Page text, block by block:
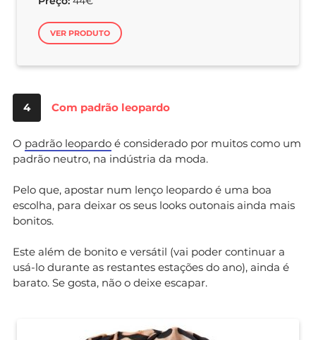
VER PRODUTO
4 Com padrão leopardo
O padrão leopardo é considerado por muitos como um
padrão neutro, na indústria da moda.
Pelo que, apostar num lenço leopardo é uma boa
escolha, para deixar os seus looks outonais ainda mais
bonitos.
Este além de bonito e versátil (vai poder continuar a
usá-lo durante as restantes estações do ano), ainda é
barato. Se gosta, não o deixe escapar.